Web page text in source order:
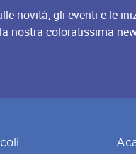
novità, gli eventi e le
nostra coloratissima